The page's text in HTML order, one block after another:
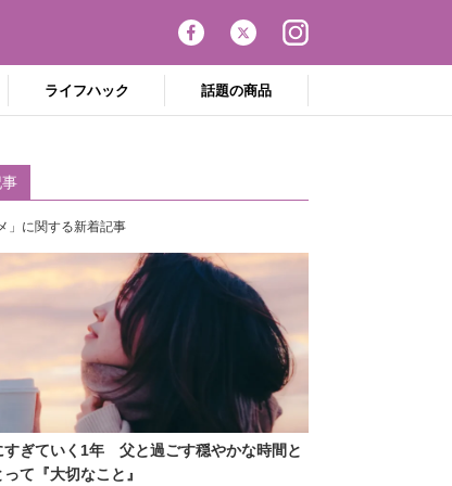
ライフハック 話題の商品
」に関する新着記事
すぎていく1年 父と過ごす穏やかな時間と
て『大切なこと』